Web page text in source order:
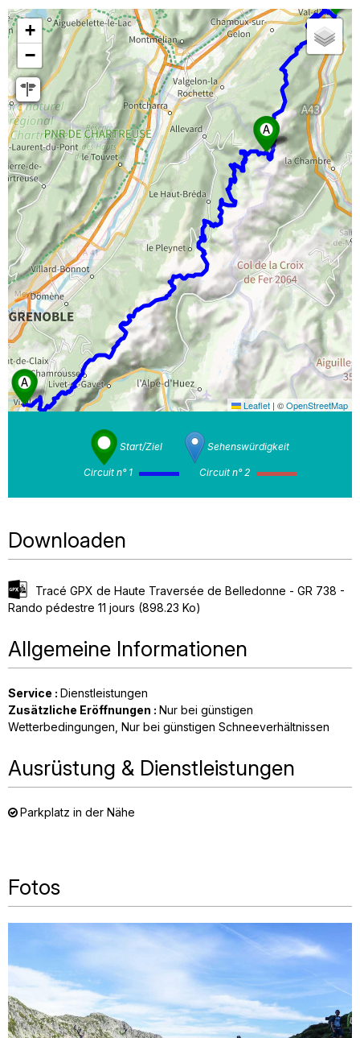
+
−
Leaflet | ©OpenStreetMap
Start/Ziel Sehenswürdigkeit
Circuit n° 1 Circuit n° 2
Downloaden
Tracé GPX de Haute Traversée de Belledonne - GR 738 -
Rando pédestre 11 jours (898.23 Ko)
Allgemeine Informationen
Service : Dienstleistungen
Zusätzliche Eröffnungen : Nur bei günstigen
Wetterbedingungen Nur bei günstigen Schneeverhältnissen
Ausrüstung & Dienstleistungen
Parkplatz in der Nähe
Fotos